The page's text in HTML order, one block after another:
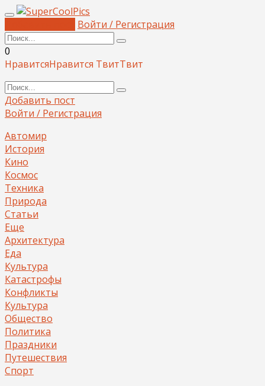
Войти / Регистрация
0
НравитсяНравится ТвитТвит
Добавить пост
Войти / Регистрация
Автомир
История
Кино
Космос
Техника
Природа
Статьи
Еще
Архитектура
Еда
Культура
Катастрофы
Конфликты
Культура
Общество
Политика
Праздники
Путешествия
Спорт